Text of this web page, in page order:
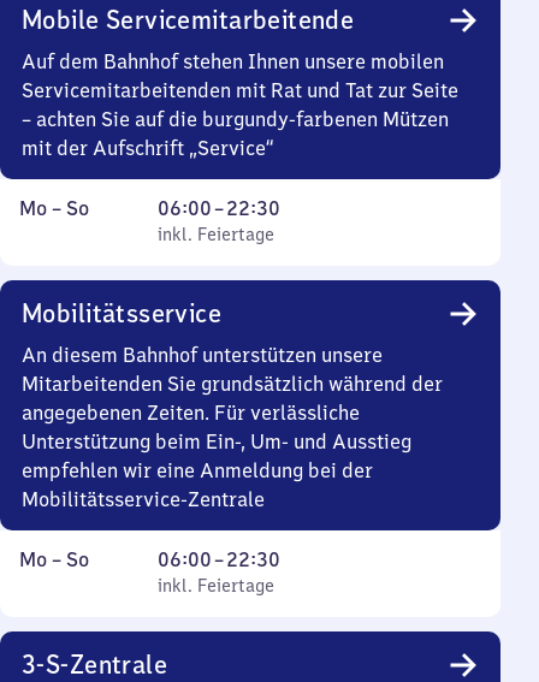
Mobile Servicemitarbeitende
Auf dem Bahnhof stehen Ihnen unsere mobilen
Servicemitarbeitenden mit Rat und Tat zur Seite
– achten Sie auf die burgundy-farbenen Mützen
mit der Aufschrift „Service“
Montag
Mo – So,
inkl. Feiertage
06:00–22:30
Von
6
22
Uhr
30
inkl. Feiertage
Mobilitätsservice
An diesem Bahnhof unterstützen unsere
Mitarbeitenden Sie grundsätzlich während der
angegebenen Zeiten. Für verlässliche
Unterstützung beim Ein-, Um- und Ausstieg
empfehlen wir eine Anmeldung bei der
Mobilitätsservice-Zentrale
Montag
Mo – So,
inkl. Feiertage
06:00–22:30
Von
6
22
inkl. Feiertage
3-S-Zentrale